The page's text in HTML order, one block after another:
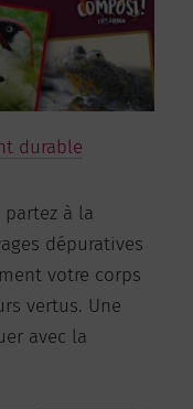
durable
à la
dépuratives
votre corps
vertus. Une
avec la